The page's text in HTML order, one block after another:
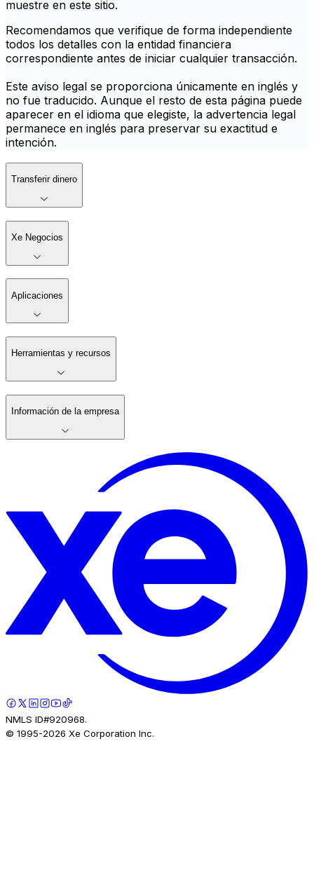
muestre en este sitio.
Recomendamos que verifique de forma independiente
todos los detalles con la entidad financiera
correspondiente antes de iniciar cualquier transacción.
Este aviso legal se proporciona únicamente en inglés y
no fue traducido. Aunque el resto de esta página puede
aparecer en el idioma que elegiste, la advertencia legal
permanece en inglés para preservar su exactitud e
intención.
Transferir dinero
Xe Negocios
Aplicaciones
Herramientas y recursos
Información de la empresa
NMLS ID#920968.
© 1995-2026 Xe Corporation Inc.